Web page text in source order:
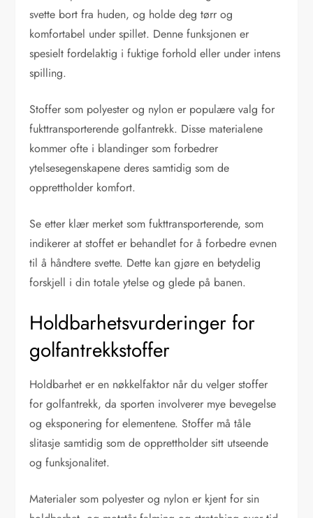
svette bort fra huden, og holde deg tørr og
komfortabel under spillet. Denne funksjonen er
spesielt fordelaktig i fuktige forhold eller under intens
spilling.
Stoffer som polyester og nylon er populære valg for
fukttransporterende golfantrekk. Disse materialene
kommer ofte i blandinger som forbedrer
ytelsesegenskapene deres samtidig som de
opprettholder komfort.
Se etter klær merket som fukttransporterende, som
indikerer at stoffet er behandlet for å forbedre evnen
til å håndtere svette. Dette kan gjøre en betydelig
forskjell i din totale ytelse og glede på banen.
Holdbarhetsvurderinger for
golfantrekkstoffer
Holdbarhet er en nøkkelfaktor når du velger stoffer
for golfantrekk, da sporten involverer mye bevegelse
og eksponering for elementene. Stoffer må tåle
slitasje samtidig som de opprettholder sitt utseende
og funksjonalitet.
Materialer som polyester og nylon er kjent for sin